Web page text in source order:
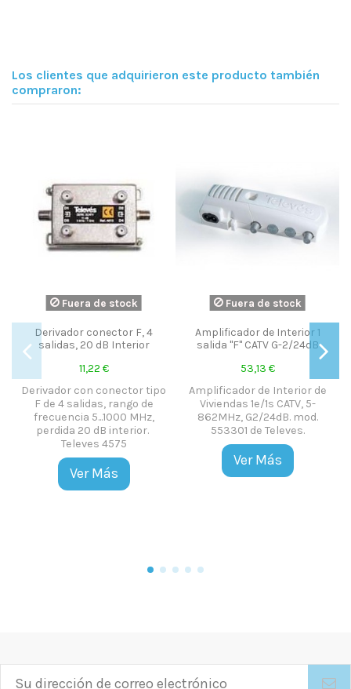
Los clientes que adquirieron este producto también
compraron:
F, 4
Interior
conector tipo
rango de
MHz,
interior.
Fuera de stock
Amplificador de Interior 1
salida "F" CATV G-2/24dB
Amplificador de Interior de
Viviendas 1e/1s CATV, 5-
862MHz, G2/24dB. mod.
553301 de Televes.
Fuera de
Derivador
salidas, 19 dB
15,86 €
Derivador con
F de 8 salidas,
frecuencia
perdida 19 dB